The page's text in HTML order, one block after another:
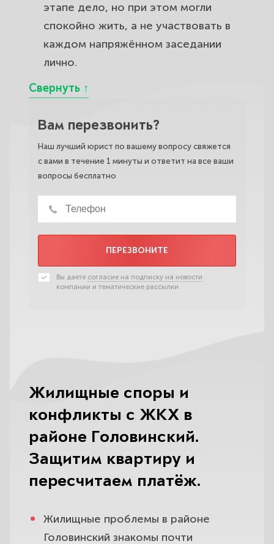
этапе дело, но при этом могли
спокойно жить, а не участвовать в
каждом напряжённом заседании
лично.
Вам перезвонить?
Наш лучший юрист по вашему вопросу свяжется
с вами в течение 1 минуты и ответит на все ваши
вопросы бесплатно
ПЕРЕЗВОНИТЕ
Вы даете согласие на подписку на новости
компании и тематические рассылки
Жилищные споры и
конфликты с ЖКХ в
районе Головинский.
Защитим квартиру и
пересчитаем платёж.
Жилищные проблемы в районе
Головинский знакомы почти